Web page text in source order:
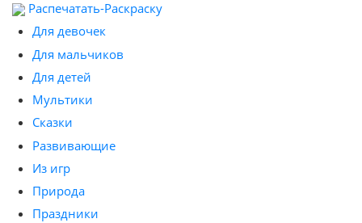
Распечатать-Раскраску
Для девочек
Для мальчиков
Для детей
Мультики
Сказки
Развивающие
Из игр
Природа
Праздники